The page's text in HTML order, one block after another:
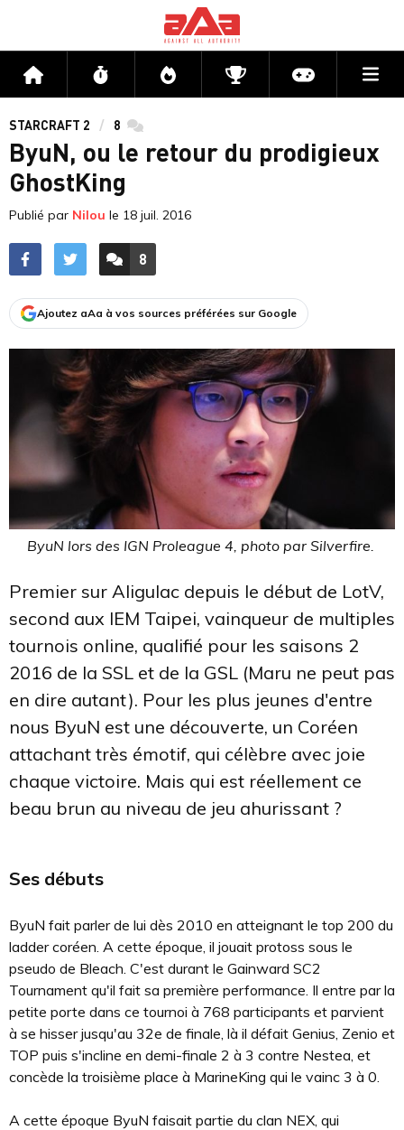
Accueil Flux Directs CompétitionsActu jeux
STARCRAFT 2 8 commentaires
ByuN, ou le retour du prodigieux
GhostKing
Publié par Nilou le 18 juil. 2016
ACCÉDER AUX
8
COMMENTAIRES
Ajoutez aAa à vos sources préférées sur Google
ByuN lors des IGN Proleague 4, photo par Silverfire.
Premier sur Aligulac depuis le début de LotV,
second aux IEM Taipei, vainqueur de multiples
tournois online, qualifié pour les saisons 2
2016 de la SSL et de la GSL (Maru ne peut pas
en dire autant). Pour les plus jeunes d'entre
nous ByuN est une découverte, un Coréen
attachant très émotif, qui célèbre avec joie
chaque victoire. Mais qui est réellement ce
beau brun au niveau de jeu ahurissant ?
Ses débuts
ByuN fait parler de lui dès 2010 en atteignant le top 200 du
ladder coréen. A cette époque, il jouait protoss sous le
pseudo de Bleach. C'est durant le Gainward SC2
Tournament qu'il fait sa première performance. Il entre par la
petite porte dans ce tournoi à 768 participants et parvient
à se hisser jusqu'au 32e de finale, là il défait Genius, Zenio et
TOP puis s'incline en demi-finale 2 à 3 contre Nestea, et
concède la troisième place à MarineKing qui le vainc 3 à 0.
A cette époque ByuN faisait partie du clan NEX, qui